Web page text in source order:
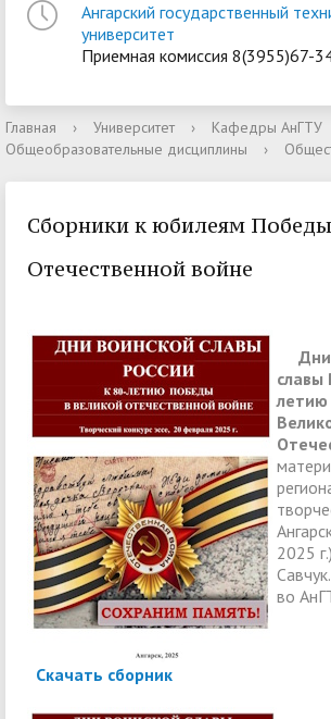
Ангарский государственный
университет
Приемная комиссия 8(3955)67-
Главная › Университет › Кафедры АнГТУ
Общеобразовательные дисциплины
›
Сборники к юбилеям
Отечественной войне
славы
летию
2025
во
Скачать сборник